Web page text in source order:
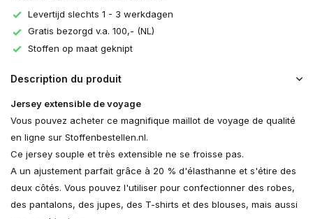
Levertijd slechts 1 - 3 werkdagen
Gratis bezorgd v.a. 100,- (NL)
Stoffen op maat geknipt
Description du produit
Jersey extensible de voyage
Vous pouvez acheter ce magnifique maillot de voyage de qualité
en ligne sur Stoffenbestellen.nl.
Ce jersey souple et très extensible ne se froisse pas.
A un ajustement parfait grâce à 20 % d'élasthanne et s'étire des
deux côtés. Vous pouvez l'utiliser pour confectionner des robes,
des pantalons, des jupes, des T-shirts et des blouses, mais aussi